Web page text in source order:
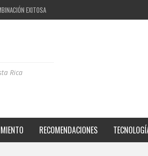
TRANSFORMANDO LA CALIDAD DE VIDA DEL
Rica
RECOMENDACIONES